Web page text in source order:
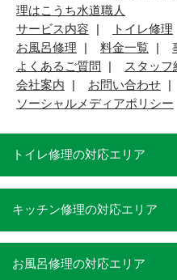
理はこうち水道職人
サービス内容
トイレ修理
お風呂修理
料金一覧
よくあるご質問
スタッフ
会社案内
お問い合わせ
ソーシャルメディアポリシー
トイレ修理の対応エリア
キッチン修理の対応エリア
お風呂修理の対応エリア